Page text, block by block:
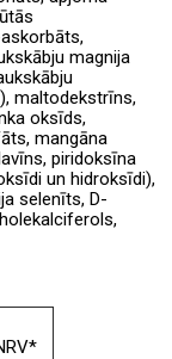
magnija
maltodekstrīns,
oksīds,
mangāna
piridoksīna
un hidroksīdi),
selenīts, D-